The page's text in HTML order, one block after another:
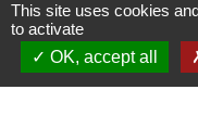
Mentions légales -
Accessibilité -
This site uses cookies
to activate
OK, accept all